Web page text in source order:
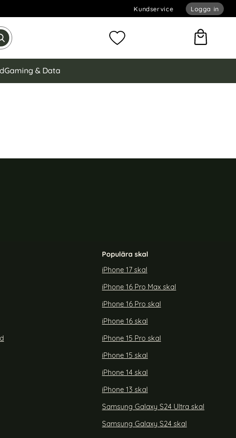
Kundservice Logga in
Genomför sökning Mina favoriter
Gaming & Data
Populära skal
iPhone 17 skal
iPhone 16 Pro Max skal
iPhone 16 Pro skal
iPhone 16 skal
iPhone 15 Pro skal
iPhone 15 skal
iPhone 14 skal
iPhone 13 skal
Samsung Galaxy S24 Ultra skal
Samsung Galaxy S24 skal